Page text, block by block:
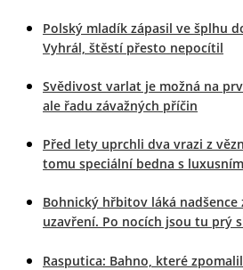
Polský mladík zápasil ve šplhu
Vyhrál, štěstí přesto nepocítil
Svědivost varlat je možná na
ale řadu závažných příčin
Před lety uprchli dva vrazi z
tomu speciální bedna s
Bohnický hřbitov láká nadšence
uzavření. Po nocích jsou tu prý
Rasputica: Bahno, které